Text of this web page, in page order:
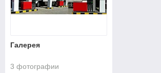
Галерея
3 фотографии